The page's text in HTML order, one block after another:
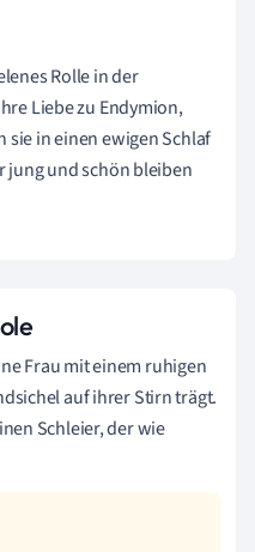
Rolle in der
Liebe zu Endymion,
sie in einen ewigen Schlaf
jung und schön bleiben
Frau mit einem ruhigen
auf ihrer Stirn trägt.
Schleier, der wie